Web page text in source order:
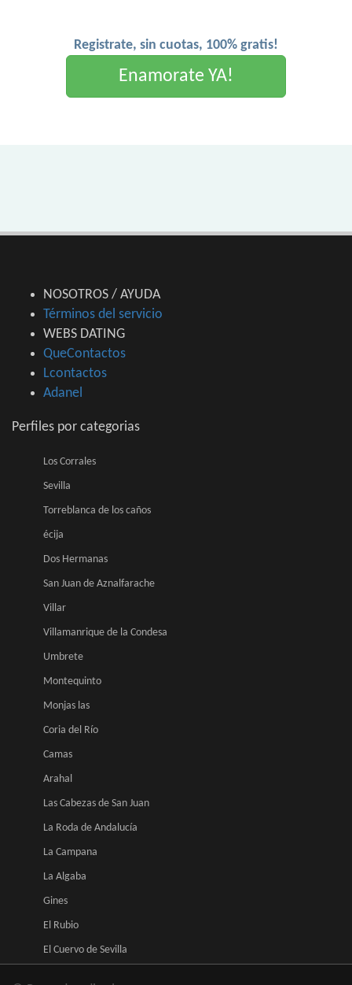
Registrate, sin cuotas, 100% gratis!
Enamorate YA!
NOSOTROS / AYUDA
Términos del servicio
WEBS DATING
QueContactos
Lcontactos
Adanel
Perfiles por categorias
Los Corrales
Sevilla
Torreblanca de los caños
écija
Dos Hermanas
San Juan de Aznalfarache
Villar
Villamanrique de la Condesa
Umbrete
Montequinto
Monjas las
Coria del Río
Camas
Arahal
Las Cabezas de San Juan
La Roda de Andalucía
La Campana
La Algaba
Gines
El Rubio
El Cuervo de Sevilla